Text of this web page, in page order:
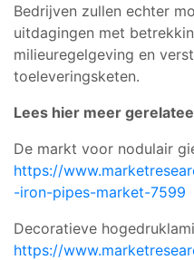
Bedrijven zullen echter
uitdagingen met
milieuregelgeving en
toeleveringsketen.
Lees hier meer
De markt voor nodulair
https://
-iron-pipes-market-7599
Decoratieve
https://